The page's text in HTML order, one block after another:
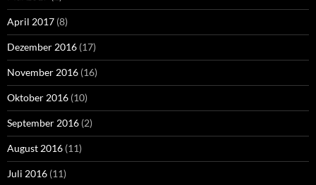
April 2017 (8)
Dezember 2016 (17)
November 2016 (16)
Oktober 2016 (10)
September 2016 (2)
August 2016 (11)
Juli 2016 (11)